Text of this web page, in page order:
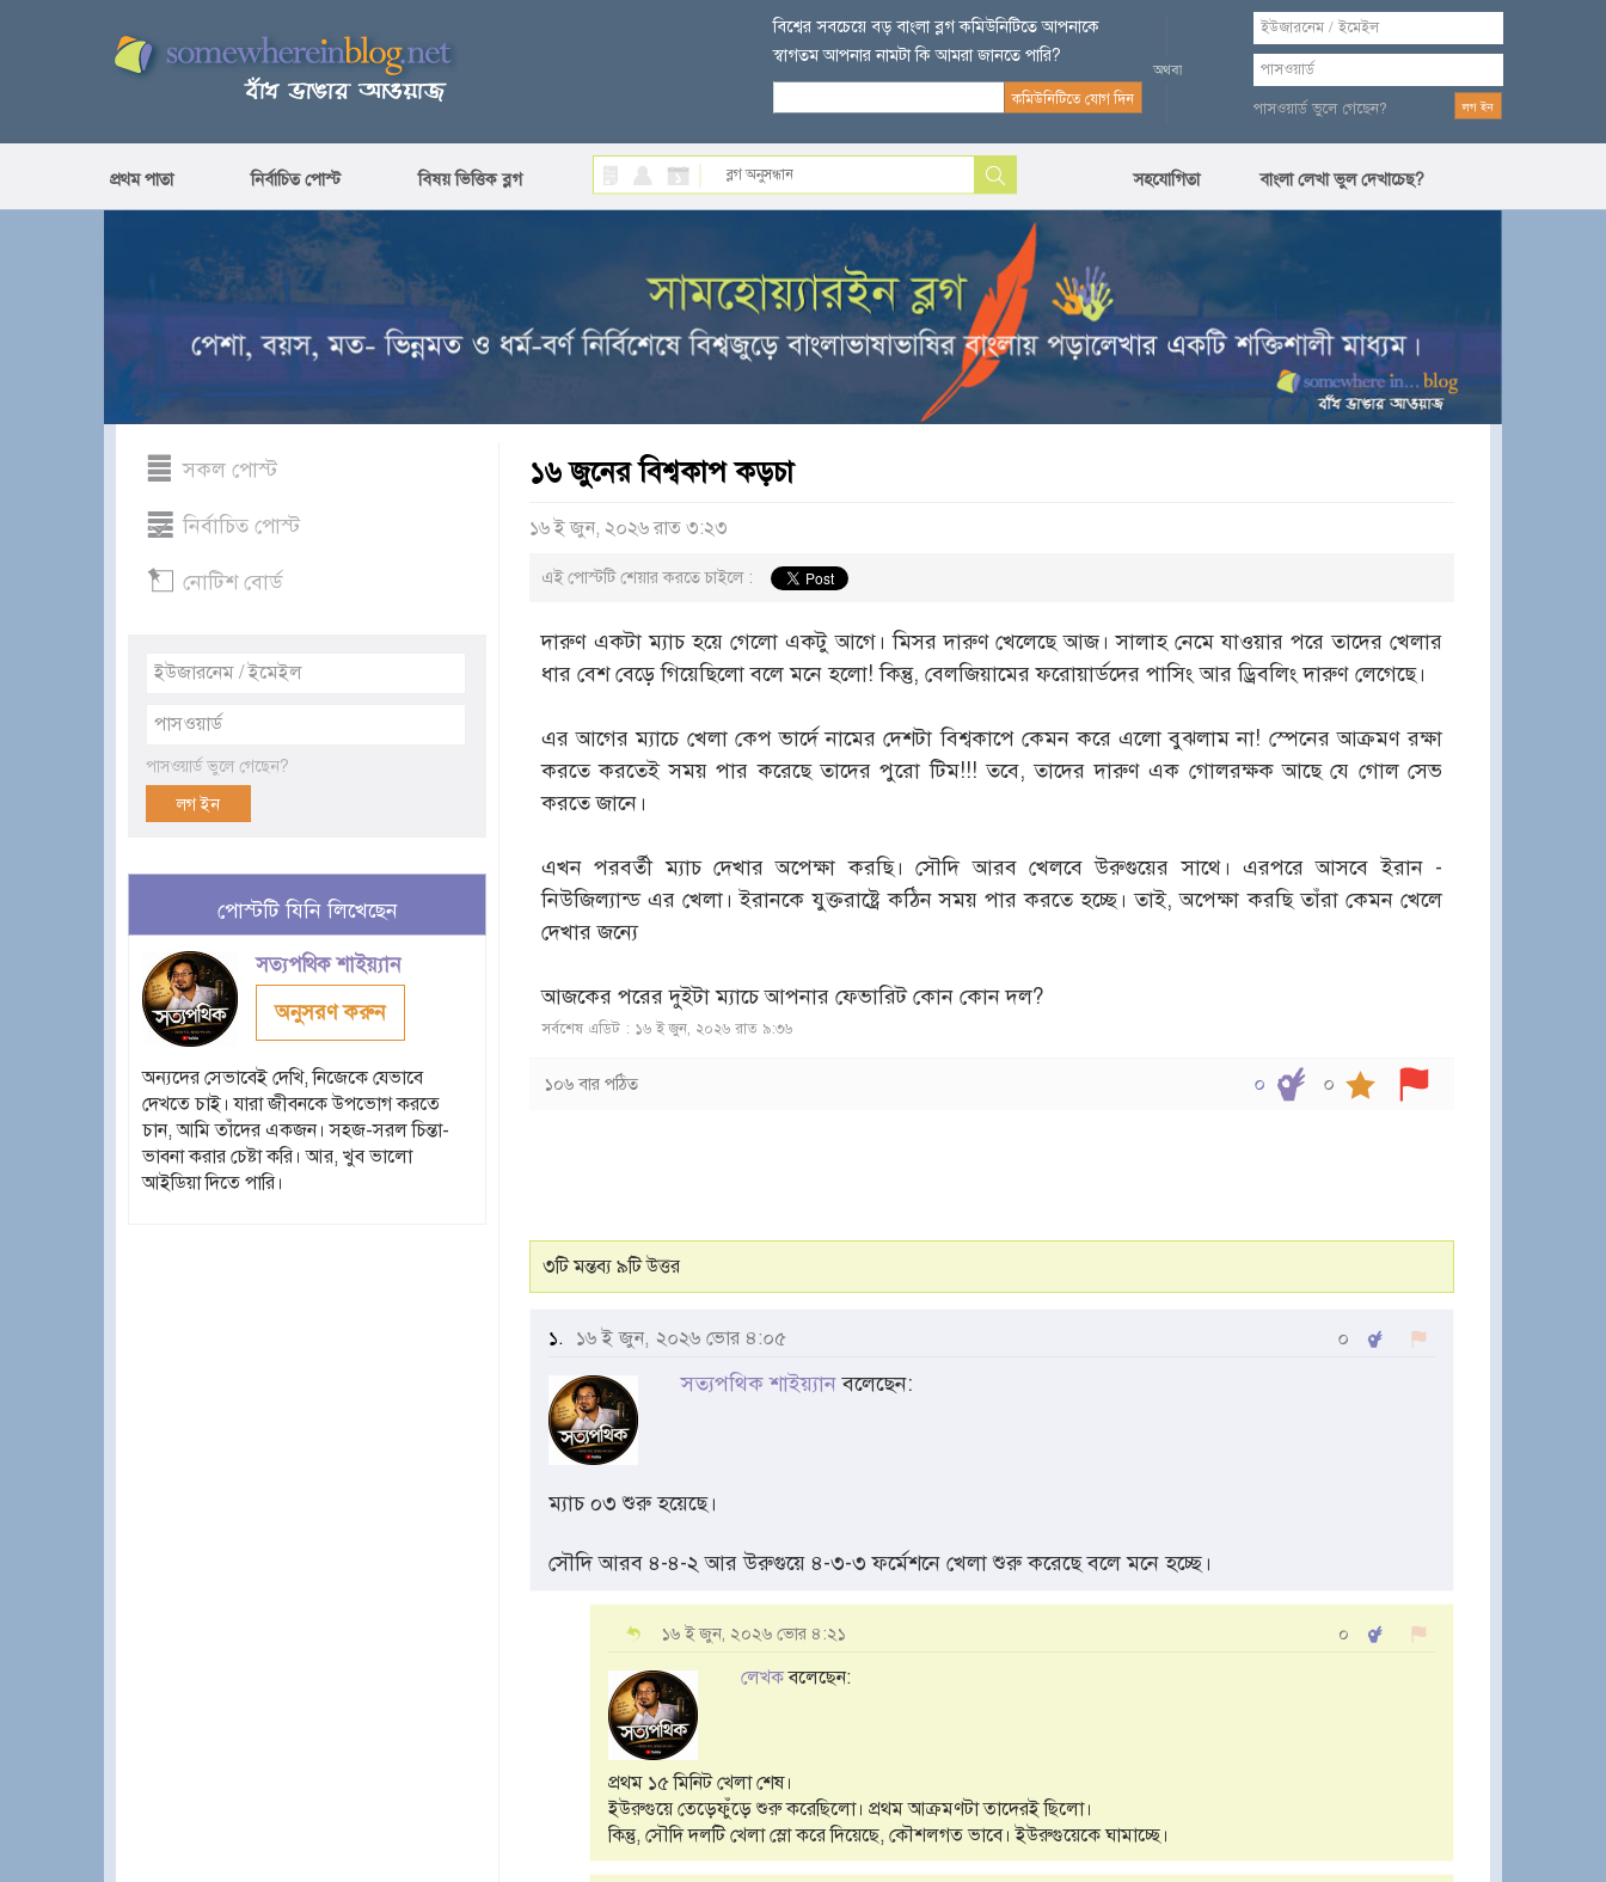
বিশ্বের সবচেয়ে বড় বাংলা ব্লগ কমিউনিটিতে আপনাকে
স্বাগতম আপনার নামটা কি আমরা জানতে পারি?
পাসওয়ার্ড ভুলে গেছেন?
প্রথম পাতা নির্বাচিত পোস্ট বিষয় ভিত্তিক ব্লগ সহযোগিতা বাংলা লেখা ভুল দেখাচেছ?
সকল পোস্ট
নির্বাচিত পোস্ট
নোটিশ বোর্ড
পাসওয়ার্ড ভুলে গেছেন?
পোস্টটি যিনি লিখেছেন
সত্যপথিক শাইয়্যান
অনুসরণ করুন
অন্যদের সেভাবেই দেখি, নিজেকে যেভাবে
দেখতে চাই। যারা জীবনকে উপভোগ করতে
চান, আমি তাঁদের একজন। সহজ-সরল চিন্তা-
ভাবনা করার চেষ্টা করি। আর, খুব ভালো
আইডিয়া দিতে পারি।
১৬ জুনের বিশ্বকাপ কড়চা
১৬ ই জুন, ২০২৬ রাত ৩:২৩
এই পোস্টটি শেয়ার করতে চাইলে :
দারুণ একটা ম্যাচ হয়ে গেলো একটু আগে। মিসর দারুণ খেলেছে আজ। সালাহ নেমে যাওয়ার পরে তাদের খেলার
ধার বেশ বেড়ে গিয়েছিলো বলে মনে হলো! কিন্তু, বেলজিয়ামের ফরোয়ার্ডদের পাসিং আর ড্রিবলিং দারুণ লেগেছে।
এর আগের ম্যাচে খেলা কেপ ভার্দে নামের দেশটা বিশ্বকাপে কেমন করে এলো বুঝলাম না! স্পেনের আক্রমণ রক্ষা
করতে করতেই সময় পার করেছে তাদের পুরো টিম!!! তবে, তাদের দারুণ এক গোলরক্ষক আছে যে গোল সেভ
করতে জানে।
এখন পরবর্তী ম্যাচ দেখার অপেক্ষা করছি। সৌদি আরব খেলবে উরুগুয়ের সাথে। এরপরে আসবে ইরান -
নিউজিল্যান্ড এর খেলা। ইরানকে যুক্তরাষ্ট্রে কঠিন সময় পার করতে হচ্ছে। তাই, অপেক্ষা করছি তাঁরা কেমন খেলে
দেখার জন্যে
আজকের পরের দুইটা ম্যাচে আপনার ফেভারিট কোন কোন দল?
সর্বশেষ এডিট : ১৬ ই জুন, ২০২৬ রাত ৯:৩৬
১০৬ বার পঠিত ০
০
৩টি মন্তব্য ৯টি উত্তর
১. ১৬ ই জুন, ২০২৬ ভোর ৪:০৫ ০
সত্যপথিক শাইয়্যানবলেছেন:
ম্যাচ ০৩ শুরু হয়েছে।
সৌদি আরব ৪-৪-২ আর উরুগুয়ে ৪-৩-৩ ফর্মেশনে খেলা শুরু করেছে বলে মনে হচ্ছে।
১৬ ই জুন, ২০২৬ ভোর ৪:২১ ০
লেখকবলেছেন:
প্রথম ১৫ মিনিট খেলা শেষ।
ইউরুগুয়ে তেড়েফুঁড়ে শুরু করেছিলো। প্রথম আক্রমণটা তাদেরই ছিলো।
কিন্তু, সৌদি দলটি খেলা স্লো করে দিয়েছে, কৌশলগত ভাবে। ইউরুগুয়েকে ঘামাচ্ছে।